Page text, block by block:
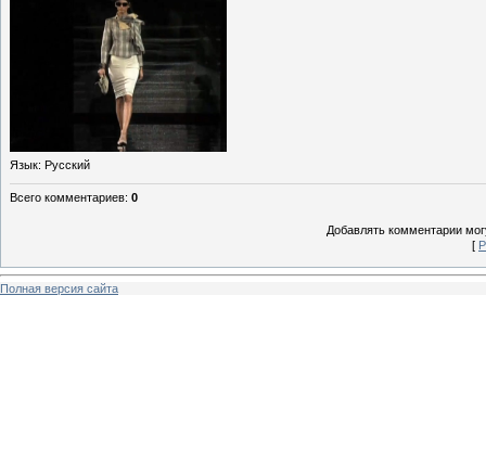
Язык: Русский
Всего комментариев: 0
Добавлять комментарии
[
Полная версия сайта